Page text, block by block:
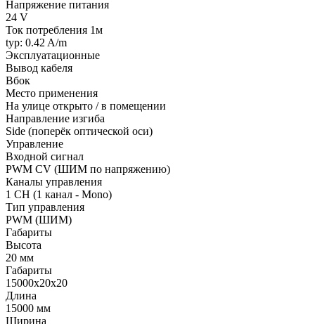
Напряжение питания
24 V
Ток потребления 1м
typ: 0.42 A/m
Эксплуатационные
Вывод кабеля
Вбок
Место применения
На улице открыто / в помещении
Направление изгиба
Side (поперёк оптической оси)
Управление
Входной сигнал
PWM СV (ШИМ по напряжению)
Каналы управления
1 CH (1 канал - Mono)
Тип управления
PWM (ШИМ)
Габариты
Высота
20 мм
Габариты
15000x20x20
Длина
15000 мм
Ширина